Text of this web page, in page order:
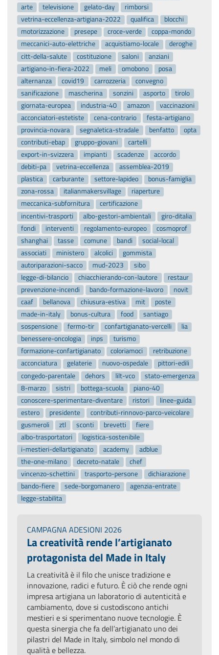
arte
televisione gelato-day
rimborsi
vetrina-eccellenza-artigiana-2022
qualifica
blocchi
motorizzazione
presepe croce-verde
coppa-mondo
meccanici-auto-elettriche
acquistiamo-locale
deroghe
citt-della-salute
costituzione saloni
anziani
artigiano-in-fiera-2022
meli omobono
posa
alternanza
covid19 carrozzeria
convegno
sanificazione
mascherina sonzini asporto
tirolo
giornata-europea
industria-40 amazon
vaccinazioni
acconciatori-estetiste
cena-contrario
festa-artigiano
provincia-novara
segnaletica-stradale benfatto
opta
contributi-ebap
gruppo-giovani
cartelli
export-in-svizzera
impianti scadenze
accordo
debiti-pa
vetrina-eccellenza
assemblea-2019
plastica
carburante settore-lapideo
bonus-famiglia
zona-rossa
italianmakersvillage
riaperture
meccanica-subfornitura
certificazione
incentivi-trasporti
albo-gestori-ambientali
giro-ditalia
fondi
interventi regolamento-europeo
cosmoprof
shanghai
tasse comune bandi
social-local
associati
ministero alcolici
gommista
autoriparazioni-sacco
mud-2023
sibo
legge-di-bilancio
chiacchierando-con-lautore
restaur
prevenzione-incendi
bando-formazione-lavoro
novit
caaf
bellanova chiusura-estiva mit
poste
made-in-italy
bonus-cultura food
santiago
sospensione
fermo-tir confartigianato-vercelli
lia
benessere-oncologia
inps
turismo
formazione-confartigianato
coloriamoci
retribuzione
acconciatura
gelaterie nuovo-ospedale
pittori-edili
congedo-parentale
dehors lilt-vco
stato-emergenza
8-marzo
sistri bottega-scuola
piano-40
conoscere-sperimentare-diventare
ristori
linee-guida
estero
presidente
contributi-rinnovo-parco-veicolare
gusmeroli
ztl sconti brevetti
fiere
albo-trasportatori
logistica-sostenibile
i-mestieri-dellartigianato
academy
adblue
the-one-milano
decreto-natale
chef
vincenzo-schettini
trasporto-persone
dichiarazione
bando-fiere
sede-borgomanero
agenzia-entrate
legge-stabilita
CAMPAGNA ADESIONI 2026
La creatività rende l’artigianato
protagonista del Made in Italy
La creatività è il filo che unisce tradizione e
innovazione, radici e futuro. È ciò che rende ogni
impresa artigiana un laboratorio di autenticità e
cambiamento, dove si custodiscono antichi
mestieri e si sperimentano nuove tecnologie. È
questa sinergia che fa dell’artigianato uno dei
pilastri del Made in Italy, simbolo nel mondo di
qualità e bellezza.